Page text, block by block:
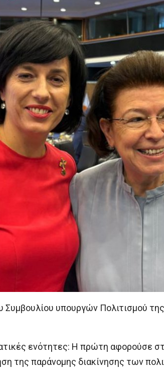
Συμβουλίου υπουργών Πολιτισμού
ενότητες: Η πρώτη αφορούσε
της παράνομης διακίνησης των